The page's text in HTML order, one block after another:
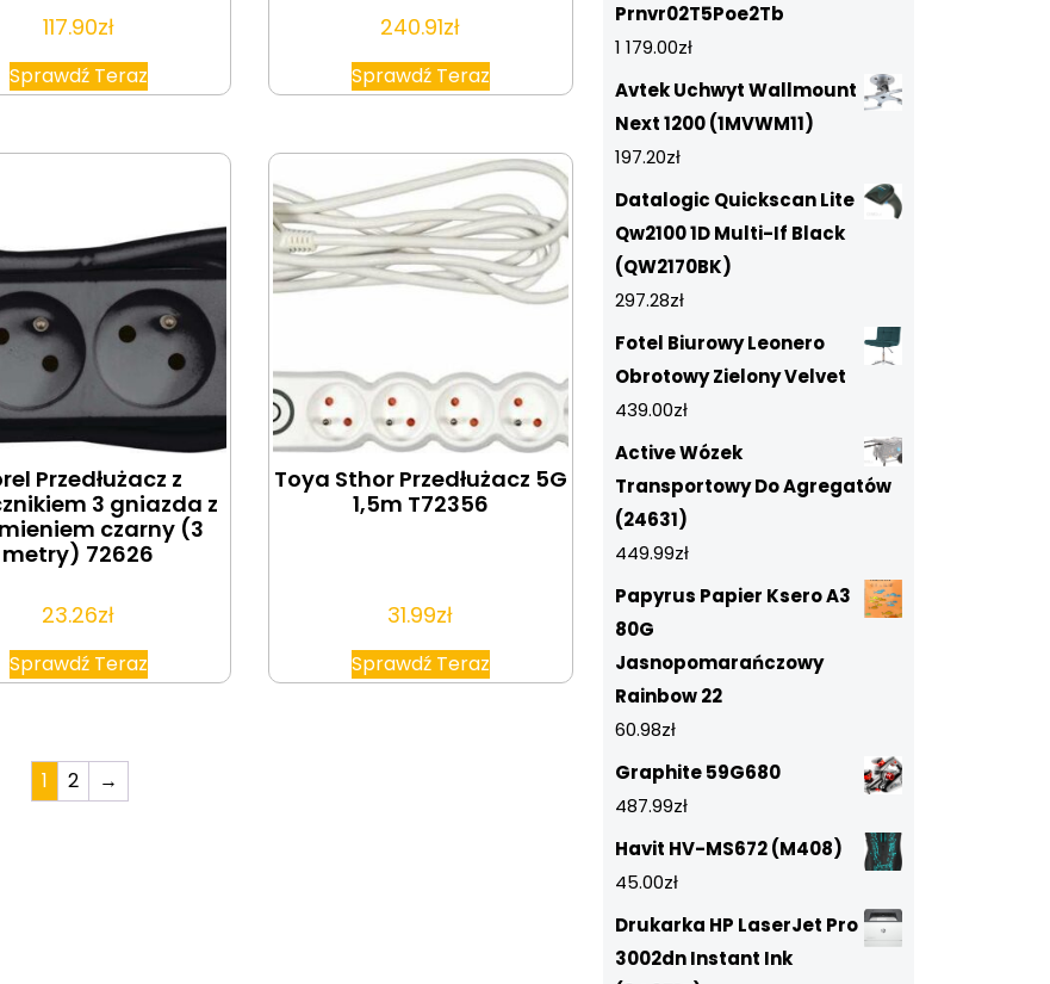
117.90zł
Sprawdź Teraz
240.91zł
Sprawdź Teraz
Przedłużacz z
3 gniazda z
czarny (3
metry) 72626
23.26zł
Sprawdź Teraz
Toya Sthor Przedłużacz 5G
1,5m T72356
31.99zł
Sprawdź Teraz
1 2 →
Prnvr02T5Poe2Tb
1 179.00zł
Avtek Uchwyt Wallmount
Next 1200 (1MVWM11)
197.20zł
Datalogic Quickscan Lite
Qw2100 1D Multi-If Black
(QW2170BK)
297.28zł
Fotel Biurowy Leonero
Obrotowy Zielony Velvet
439.00zł
Active Wózek
Transportowy Do Agregatów
(24631)
449.99zł
Papyrus Papier Ksero A3
80G
Jasnopomarańczowy
Rainbow 22
60.98zł
Graphite 59G680
487.99zł
Havit HV-MS672 (M408)
45.00zł
Drukarka HP LaserJet Pro
3002dn Instant Ink